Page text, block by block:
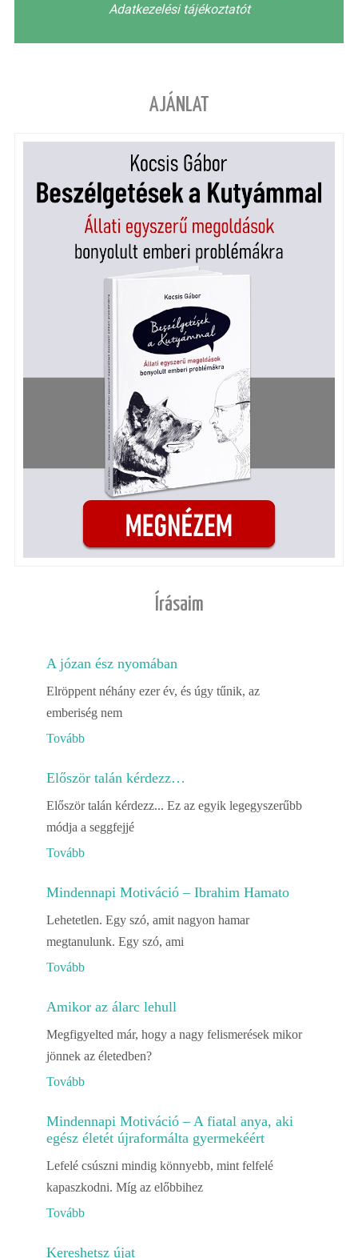
Adatkezelési tájékoztatót
AJÁNLAT
Írásaim
A józan ész nyomában
Elröppent néhány ezer év, és úgy tűnik, az
emberiség nem
Tovább
Először talán kérdezz…
Először talán kérdezz... Ez az egyik legegyszerűbb
módja a seggfejjé
Tovább
Mindennapi Motiváció – Ibrahim Hamato
Lehetetlen. Egy szó, amit nagyon hamar
megtanulunk. Egy szó, ami
Tovább
Amikor az álarc lehull
Megfigyelted már, hogy a nagy felismerések mikor
jönnek az életedben?
Tovább
Mindennapi Motiváció – A fiatal anya, aki
egész életét újraformálta gyermekéért
Lefelé csúszni mindig könnyebb, mint felfelé
kapaszkodni. Míg az előbbihez
Tovább
Kereshetsz újat